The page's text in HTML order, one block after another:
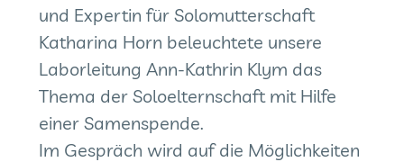
und Expertin für Solomutterschaft
Katharina Horn beleuchtete unsere
Laborleitung Ann-Kathrin Klym das
Thema der Soloelternschaft mit Hilfe
einer Samenspende.
Im Gespräch wird auf die Möglichkeiten